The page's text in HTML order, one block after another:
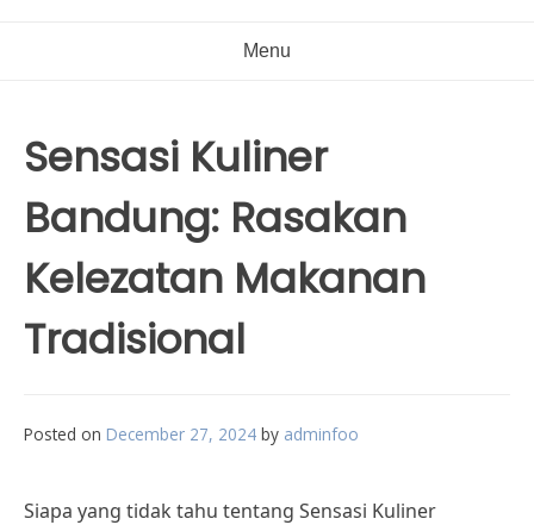
Menu
Sensasi Kuliner
Bandung: Rasakan
Kelezatan Makanan
Tradisional
Posted on December 27, 2024 by adminfoo
Siapa yang tidak tahu tentang Sensasi Kuliner